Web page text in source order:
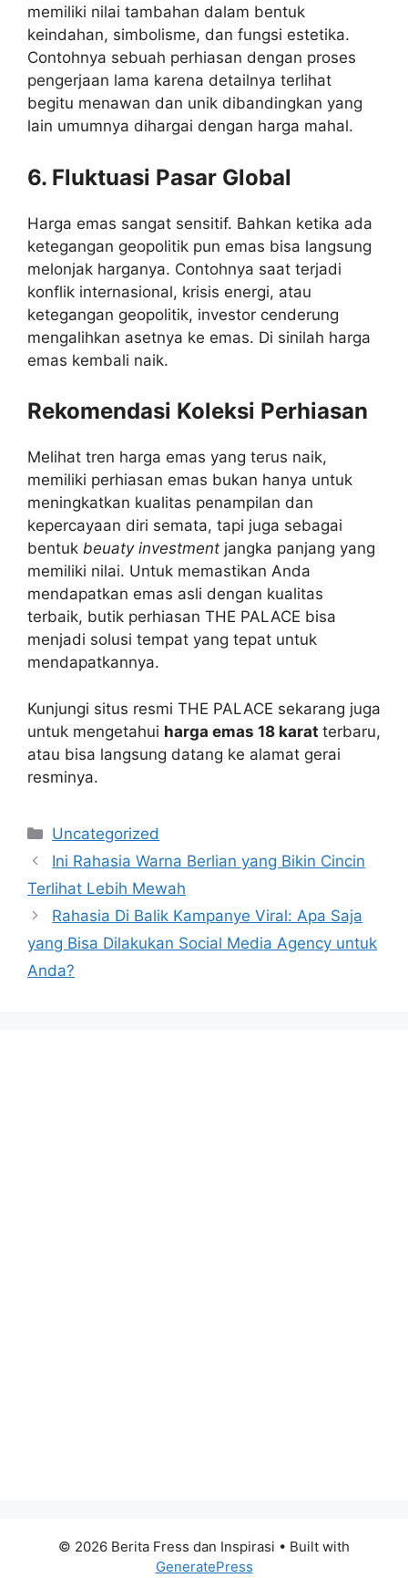
memiliki nilai tambahan dalam bentuk
keindahan, simbolisme, dan fungsi estetika.
Contohnya sebuah perhiasan dengan proses
pengerjaan lama karena detailnya terlihat
begitu menawan dan unik dibandingkan yang
lain umumnya dihargai dengan harga mahal.
6. Fluktuasi Pasar Global
Harga emas sangat sensitif. Bahkan ketika ada
ketegangan geopolitik pun emas bisa langsung
melonjak harganya. Contohnya saat terjadi
konflik internasional, krisis energi, atau
ketegangan geopolitik, investor cenderung
mengalihkan asetnya ke emas. Di sinilah harga
emas kembali naik.
Rekomendasi Koleksi Perhiasan
Melihat tren harga emas yang terus naik,
memiliki perhiasan emas bukan hanya untuk
meningkatkan kualitas penampilan dan
kepercayaan diri semata, tapi juga sebagai
bentuk beuaty investment jangka panjang yang
memiliki nilai. Untuk memastikan Anda
mendapatkan emas asli dengan kualitas
terbaik, butik perhiasan THE PALACE bisa
menjadi solusi tempat yang tepat untuk
mendapatkannya.
Kunjungi situs resmi THE PALACE sekarang juga
untuk mengetahui harga emas 18 karat terbaru,
atau bisa langsung datang ke alamat gerai
resminya.
Categories
Uncategorized
Ini Rahasia Warna Berlian yang Bikin Cincin
Terlihat Lebih Mewah
Rahasia Di Balik Kampanye Viral: Apa Saja
yang Bisa Dilakukan Social Media Agency untuk
Anda?
© 2026 Berita Fress dan Inspirasi • Built with
GeneratePress